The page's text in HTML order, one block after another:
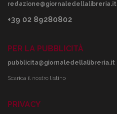
redazione@giornaledellalibreria.it
+39 02 89280802
PER LA PUBBLICITÀ
pubblicita@giornaledellalibreria.it
Scarica il nostro listino
PRIVACY